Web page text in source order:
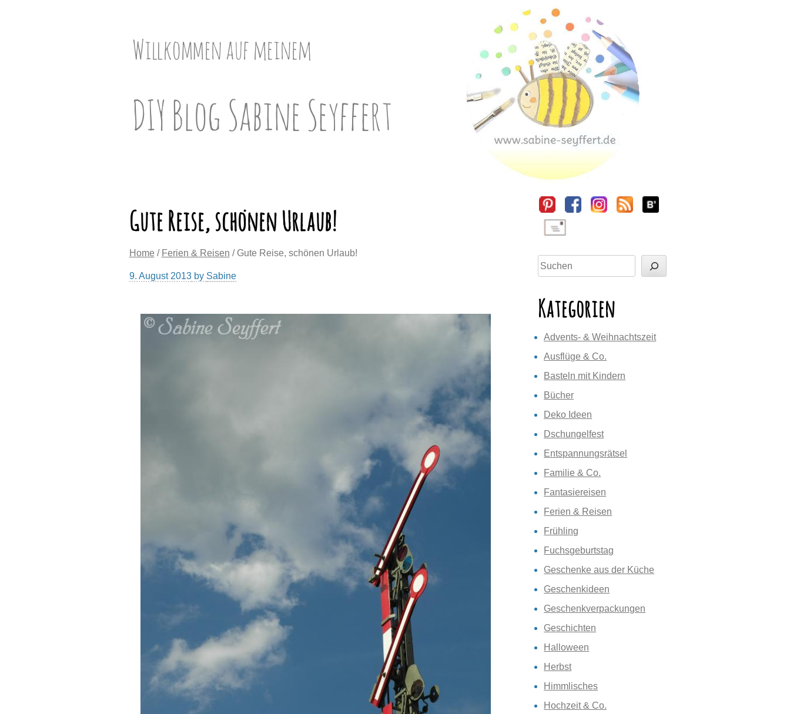
Willkommen auf meinem
DIY Blog Sabine Seyffert
Gute Reise, schönen Urlaub!
Home / Ferien & Reisen / Gute Reise, schönen Urlaub!
9. August 2013by Sabine
Sidebar
Suchen
Kategorien
Advents- & Weihnachtszeit
Ausflüge & Co.
Basteln mit Kindern
Bücher
Deko Ideen
Dschungelfest
Entspannungsrätsel
Familie & Co.
Fantasiereisen
Ferien & Reisen
Frühling
Fuchsgeburtstag
Geschenke aus der Küche
Geschenkideen
Geschenkverpackungen
Geschichten
Halloween
Herbst
Himmlisches
Hochzeit & Co.